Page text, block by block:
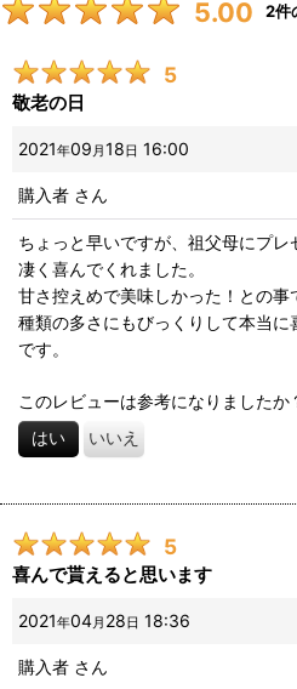
5.00 2件
5
敬老の日
2021年09 月18日 16:00
購入者 さん
ちょっと早いですが、祖父母にプレ
凄く喜んでくれました。
甘さ控えめで美味しかった！との事
種類の多さにもびっくりして本当
です。
このレビューは参考になりましたか
はい いいえ
5
喜んで貰えると思います
2021年04月 28日 18:36
購入者 さん